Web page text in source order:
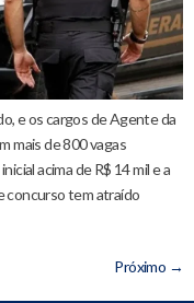
e os cargos de Agente da
mais de 800 vagas
acima de R$ 14 mil e a
concurso tem atraído
Próximo →